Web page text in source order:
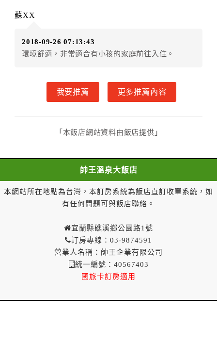
達者，得請求乙方退還已付定金百分之七十。
者，得請求乙方退還已付定金百分之五十。
四、甲方解約通知於預定住宿日前第四日至第六日到達
者，得請求乙方退還已付定金百分之三十。
六、甲方解約通知於預定住宿日前第一日到達者，得請
七、甲方解約通知於預定住宿日當日到達或未為解約通
一、甲方解約通知於預定住宿日當日前到達者，得請求
用。乙方不得對甲方已付金額的折抵使用作不合理之限
制，如不得與其他優惠方案合併使用等。
約通知者，乙方得不退還預收約定房價總金額。
第八條（契約變更）
甲方於訂房後，要求變更住宿日期、住宿天數、房
型、房間數量，經乙方同意者，甲方不需支付因變更所
乙方無法履行訂房契約時，應即通知甲方。
蘇XX
2018-09-26 07:13:43
環境舒適，非常適合有小孩的家庭前往入住。
我要推薦 更多推薦內容
「本飯店網站資料由飯店提供」
帥王溫泉大飯店
本網站所在地點為台灣，本訂房系統為飯店直訂收單系統，如
有任何問題可與飯店聯絡。
宜蘭縣礁溪鄉公園路1號
訂房專線：03-9874591
營業人名稱：帥王企業有限公司
統一編號：40567403
國旅卡訂房適用